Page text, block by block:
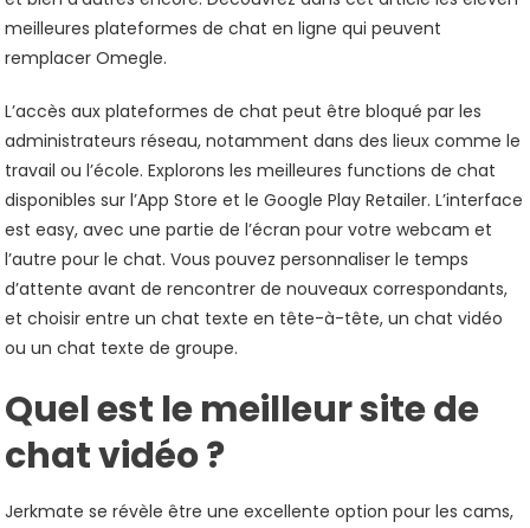
meilleures plateformes de chat en ligne qui peuvent
remplacer Omegle.
L’accès aux plateformes de chat peut être bloqué par les
administrateurs réseau, notamment dans des lieux comme le
travail ou l’école. Explorons les meilleures functions de chat
disponibles sur l’App Store et le Google Play Retailer. L’interface
est easy, avec une partie de l’écran pour votre webcam et
l’autre pour le chat. Vous pouvez personnaliser le temps
d’attente avant de rencontrer de nouveaux correspondants,
et choisir entre un chat texte en tête-à-tête, un chat vidéo
ou un chat texte de groupe.
Quel est le meilleur site de
chat vidéo ?
Jerkmate se révèle être une excellente option pour les cams,